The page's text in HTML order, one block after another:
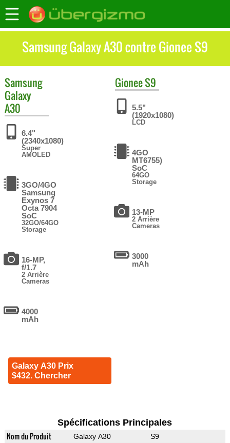
Samsung Galaxy A30 contre Gionee S9
Samsung
Galaxy
A30
6.4"
(2340x1080)
Super
AMOLED
3GO/4GO
Samsung
Exynos 7
Octa 7904
SoC
32GO/64GO
Storage
16-MP,
f/1.7
2 Arrière
Cameras
4000
mAh
Galaxy A30 Prix
$432. Chercher
GioneeS9
5.5"
(1920x1080)
LCD
4GO
MT6755)
SoC
64GO
Storage
13-MP
2 Arrière
Cameras
3000
mAh
Spécifications Principales
Nom du Produit Galaxy A30 S9